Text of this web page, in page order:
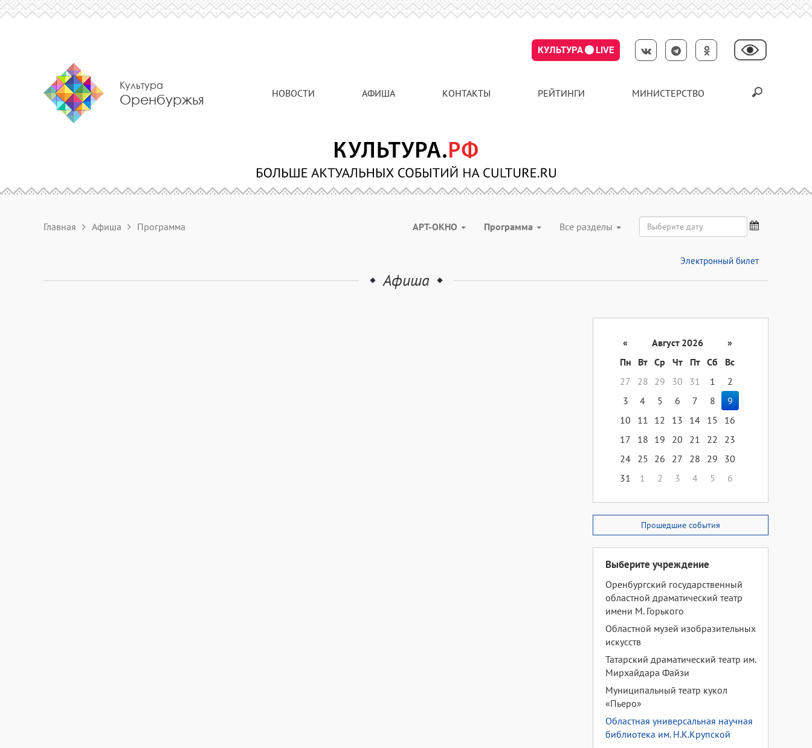
КУЛЬТУРА LIVE
Культура
Оренбуржья НОВОСТИ АФИША КОНТАКТЫ РЕЙТИНГИ МИНИСТЕРСТВО
Главная Афиша Программа АРТ-ОКНО Программа Все разделы
Электронный билет
Афиша
« Август 2026
»
Пн
Вт Ср Чт Пт Сб
Вс
27
28 29 30 31 1
2
3
4 5 6 7 8
9
10
11 12 13 14 15
16
17
18 19 20 21 22
23
24 25 26 27 28 29
30
31
1 2 3 4 5 6
Прошедшие события
Выберите учреждение
Оренбургский государственный
областной драматический театр
имени М. Горького
Областной музей изобразительных
искусств
Татарский драматический театр им.
Мирхайдара Файзи
Муниципальный театр кукол
«Пьеро»
Областная универсальная научная
библиотека им. Н.К.Крупской